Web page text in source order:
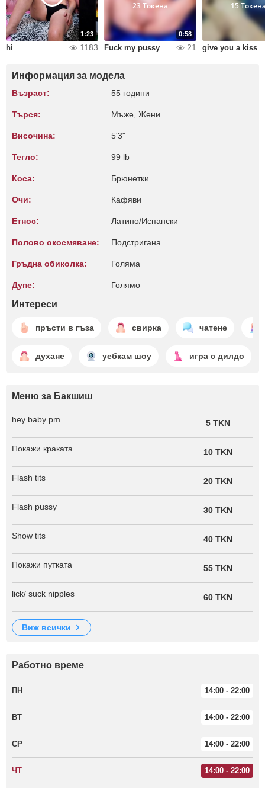
1:23
hi 1183
0:58
23 Токена
Fuck my pussy 21
15
give you a kiss
Информация за модела
Възраст: 55 години
Търся: Мъже, Жени
Височина: 5'3"
Тегло: 99 lb
Коса: Брюнетки
Очи: Кафяви
Етнос: Латино/Испански
Полово окосмяване: Подстригана
Гръдна обиколка: Голяма
Дупе: Голямо
Интереси
пръсти в гъза свирка чатене
духане уебкам шоу игра с дилдо
Меню за Бакшиш
hey baby pm 5 TKN
Покажи краката 10 TKN
Flash tits 20 TKN
Flash pussy 30 TKN
Show tits 40 TKN
Покажи путката 55 TKN
lick/ suck nipples 60 TKN
виж всички
Работно време
ПН 14:00 - 22:00
ВТ 14:00 - 22:00
СР 14:00 - 22:00
ЧТ 14:00 - 22:00